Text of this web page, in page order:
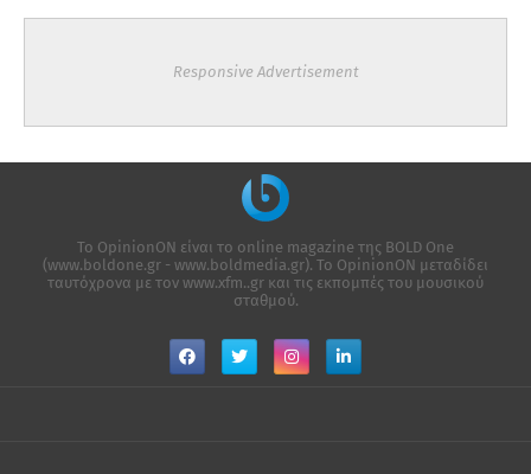
Responsive Advertisement
Το OpinionON είναι το online magazine της ΒΟLD One
(www.boldone.gr - www.boldmedia.gr). Το OpinionON μεταδίδει
ταυτόχρονα με τον www.xfm..gr και τις εκπομπές του μουσικού
σταθμού.